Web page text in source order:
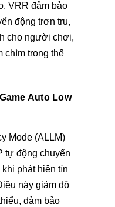
VRR đảm bảo
động trơn tru,
cho người chơi,
chìm trong thế
Auto Low
Mode (ALLM)
tự động chuyển
phát hiện tín
này giảm độ
đảm bảo